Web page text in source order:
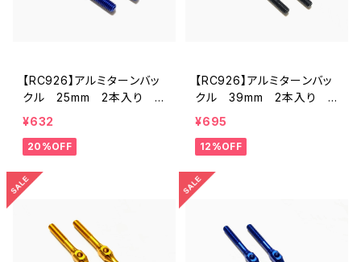
【RC926】アルミターンバッ
クル 25mm 2本入り K
Nブルー KN-TB25KB
¥632
20%OFF
【RC926】アルミターンバッ
クル 39mm 2本入り
ブラック KN-TB39BK
¥695
12%OFF